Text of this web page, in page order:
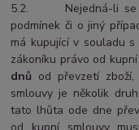
5.2. Nejedná-li se o
podmínek či o jiný
má kupující v souladu
zákoníku právo od
dnů od převzetí
smlouvy je několik
tato lhůta ode dne